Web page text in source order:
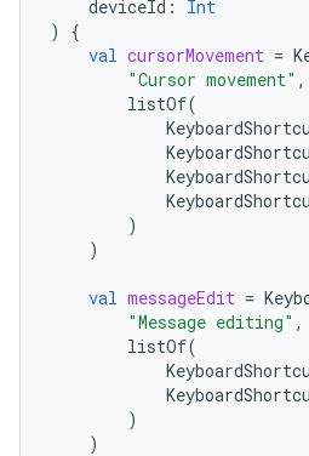
deviceId :
Int
)
{
val cursorMovement =
"Cursor movement" ,
listOf(
)
)
val messageEdit =
"Message editing" ,
listOf(
)
)